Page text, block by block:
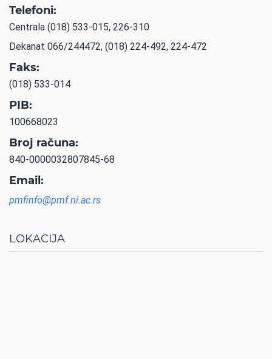
Telefoni:
Centrala (018) 533-015, 226-310
Dekanat 066/244472, (018) 224-492, 224-472
Faks:
(018) 533-014
PIB:
100668023
Broj računa:
840-0000032807845-68
Email:
pmfinfo@pmf.ni.ac.rs
LOKACIJA